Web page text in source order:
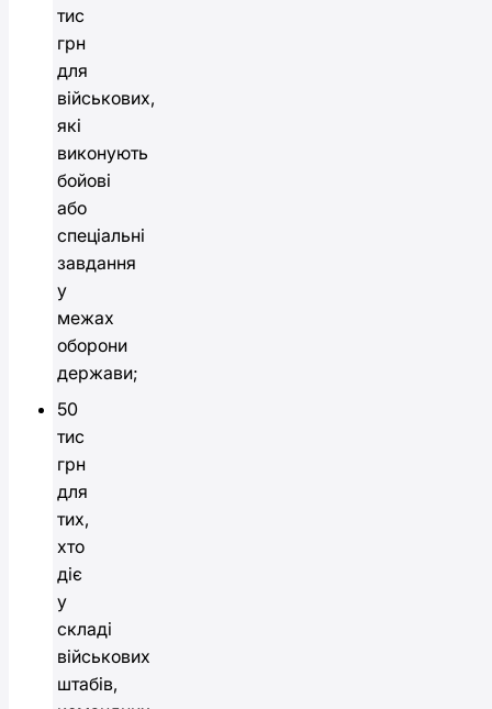
тис
грн
для
військових,
які
виконують
бойові
або
спеціальні
завдання
у
межах
оборони
держави;
50
тис
грн
для
тих,
хто
діє
у
складі
військових
штабів,